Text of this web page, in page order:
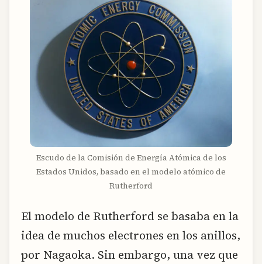
Escudo de la Comisión de Energía Atómica de los
Estados Unidos, basado en el modelo atómico de
Rutherford
El modelo de Rutherford se basaba en la
idea de muchos electrones en los anillos,
por Nagaoka. Sin embargo, una vez que